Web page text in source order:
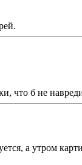
что б не
а утром